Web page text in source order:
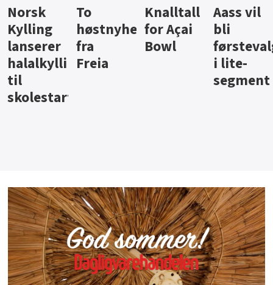
Knalltall
for Açai
Bowl
Aass vil
bli
førstevalg
i lite-
Brus og
jus fra
Berentsen
Hard
iste fra
Hansa